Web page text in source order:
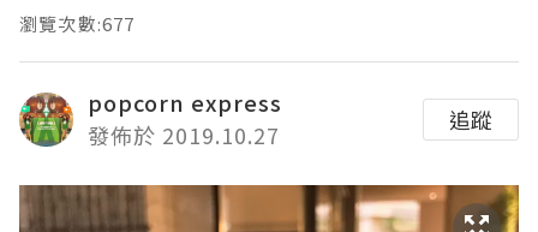
瀏覽次數:677
popcorn express
發佈於 2019.10.27
追蹤